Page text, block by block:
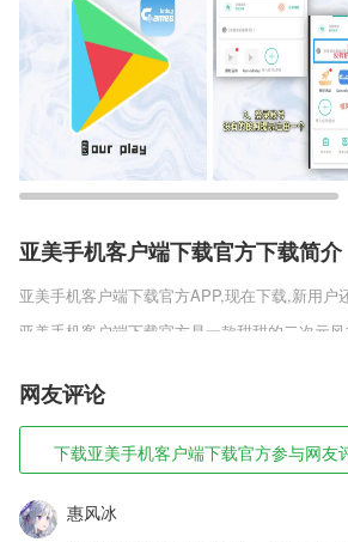
亚美手机客户端下载官方下载简介
亚美手机客户端下载官方APP,现在下载,新用户
亚美手机客户端下载官方是一款甜甜的二次元
在现实生活中是怎样的在这里都可以收获到属
同学任由你选择，和她们展开一段段精彩的恋爱
点滴相处以及各种对白拉近彼此之间的距离，
手。
亚美手机客户端下载官方软件特色
1,店铺主题:海量商品主题供您选择,店铺装修一
星橱窗,让美丽说出来
网友评论
下载亚美手机客户端下载官方参与网友
惠风冰